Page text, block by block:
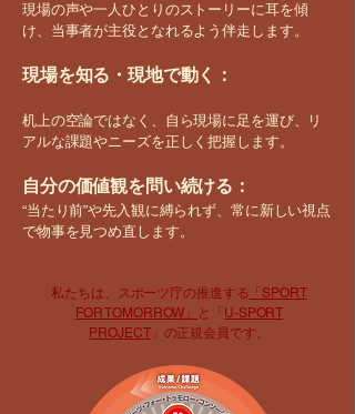
現場の声や一人ひとりのストーリーに耳を傾
け、当事者が主役となれるよう伴走します。
現場を知る・現地で動く：
机上の空論ではなく、自ら現場に足を運び、リ
アルな課題やニーズを正しく把握します。
自分の価値観を問い続ける：
“当たり前”や先入観に縛られず、常に新しい視点
で物事を見つめ直します。
私たちは、スポーツ庁の推進する 「SPORT
FOR TOMORROW」
と「 U-SPORT
PROJECT」の正規会員です。